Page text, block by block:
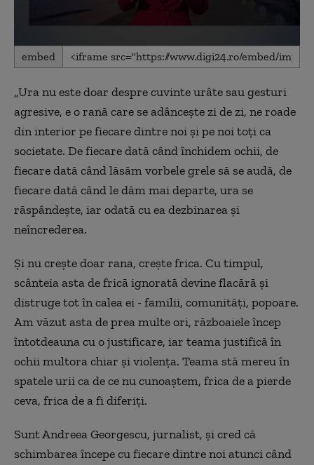
0
seconds
minute,
seconds
embed
„Ura nu este doar despre cuvinte urâte sau gesturi
agresive, e o rană care se adâncește zi de zi, ne roade
din interior pe fiecare dintre noi și pe noi toți ca
societate. De fiecare dată când închidem ochii, de
fiecare dată când lăsăm vorbele grele să se audă, de
fiecare dată când le dăm mai departe, ura se
răspândește, iar odată cu ea dezbinarea și
neîncrederea.
Și nu crește doar rana, crește frica. Cu timpul,
scânteia asta de frică ignorată devine flacără și
distruge tot în calea ei - familii, comunități, popoare.
Am văzut asta de prea multe ori, războaiele încep
întotdeauna cu o justificare, iar teama justifică în
ochii multora chiar și violența. Teama stă mereu în
spatele urii ca de ce nu cunoaștem, frica de a pierde
ceva, frica de a fi diferiți.
Sunt Andreea Georgescu, jurnalist, și cred că
schimbarea începe cu fiecare dintre noi atunci când